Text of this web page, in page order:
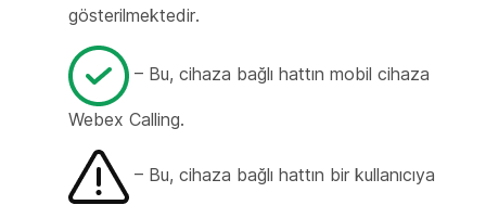
gösterilmektedir.
– Bu, cihaza bağlı hattın mobil cihaza
Webex Calling.
– Bu, cihaza bağlı hattın bir kullanıcıya